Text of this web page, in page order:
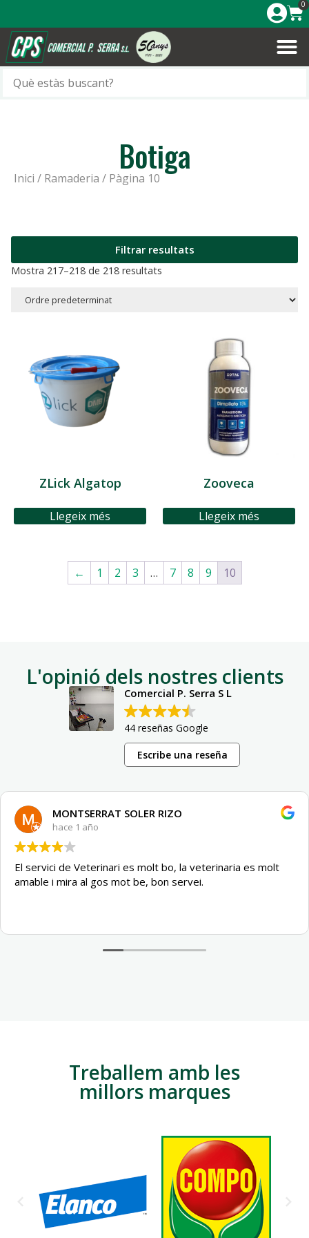
0
Botiga
Inici / Ramaderia / Pàgina 10
Filtrar resultats
Mostra 217–218 de 218 resultats
ZLick Algatop
Llegeix més
Zooveca
Llegeix més
← 1 2 3 … 7 8 9 10
L'opinió dels nostres clients
Comercial P. Serra S L
44 reseñas Google
Escribe una reseña
MONTSERRAT SOLER RIZO
hace 1 año
El servici de Veterinari es molt bo, la veterinaria es molt
amable i mira al gos mot be, bon servei.
Treballem amb les
millors marques